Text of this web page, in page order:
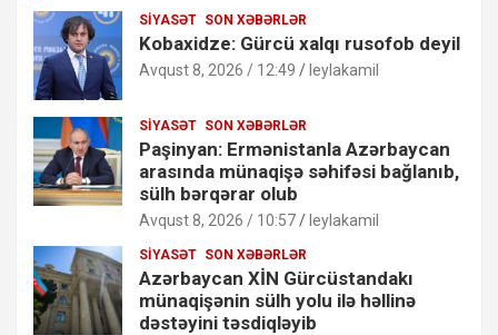
SIYASƏT SON XƏBƏRLƏR
Kobaxidze: Gürcü xalqı rusofob deyil
Avqust 8, 2026 / 12:49 leylakamil
SIYASƏT SON XƏBƏRLƏR
Paşinyan: Ermənistanla Azərbaycan
arasında münaqişə səhifəsi bağlanıb,
sülh bərqərar olub
Avqust 8, 2026 / 10:57 leylakamil
SIYASƏT SON XƏBƏRLƏR
Azərbaycan XİN Gürcüstandakı
münaqişənin sülh yolu ilə həllinə
dəstəyini təsdiqləyib